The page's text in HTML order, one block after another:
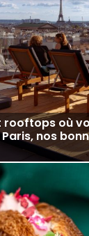
rooftops où
nos